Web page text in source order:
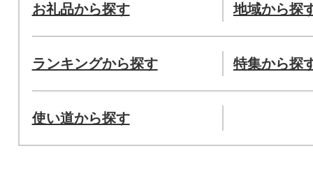
お礼品から探す 地域から探
ランキングから探す 特集から探
使い道から探す